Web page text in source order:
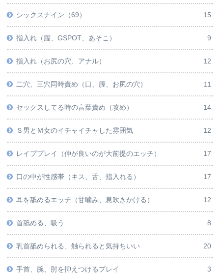
シックスナイン（69） 15
指入れ（膣、GSPOT、あそこ） 9
指入れ（お尻の穴、アナル） 12
二穴、三穴同時責め（口、膣、お尻の穴） 11
セックスしてる時の言葉責め（攻め） 14
Ｓ男とＭ女のイチャイチャした雰囲気 12
レイププレイ（仲が良いのが大前提のエッチ） 17
口の中が性感帯（キス、舌、指入れる） 17
耳を舐めるエッチ（甘噛み、息吹きかける） 12
首舐める、吸う 8
乳首舐められる、触られると気持ちいい 20
手首、腕、肘を抑えつけるプレイ 3